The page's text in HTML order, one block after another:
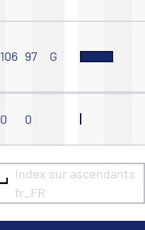
106 97 G
0 0
Index sur ascendants
fr_FR